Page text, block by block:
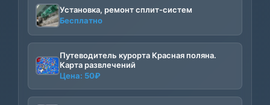
Установка, ремонт сплит-систем
Бесплатно
Путеводитель курорта Красная поляна.
Карта развлечений
Цена: 50₽